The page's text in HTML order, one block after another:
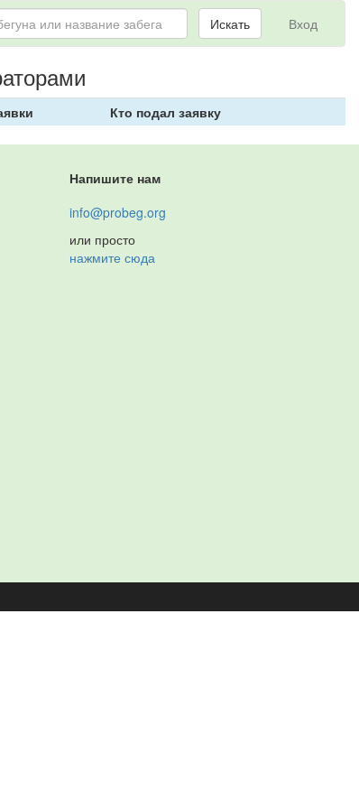
Вход
Искать
Кто подал заявку
Напишите нам
info@probeg.org
или просто
нажмите сюда